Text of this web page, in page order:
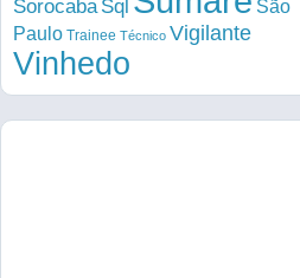
Sorocaba Sql
São
Paulo Trainee Técnico Vigilante
Vinhedo